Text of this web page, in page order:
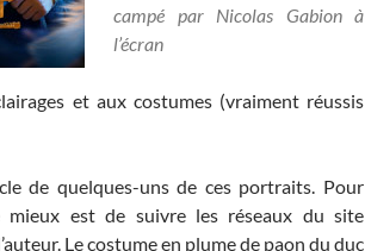
campé par Nicolas Gabion à
l’écran
et aux costumes (vraiment réussis
de quelques-uns de ces portraits. Pour
mieux est de suivre les réseaux du site
Le costume en plume de paon du duc